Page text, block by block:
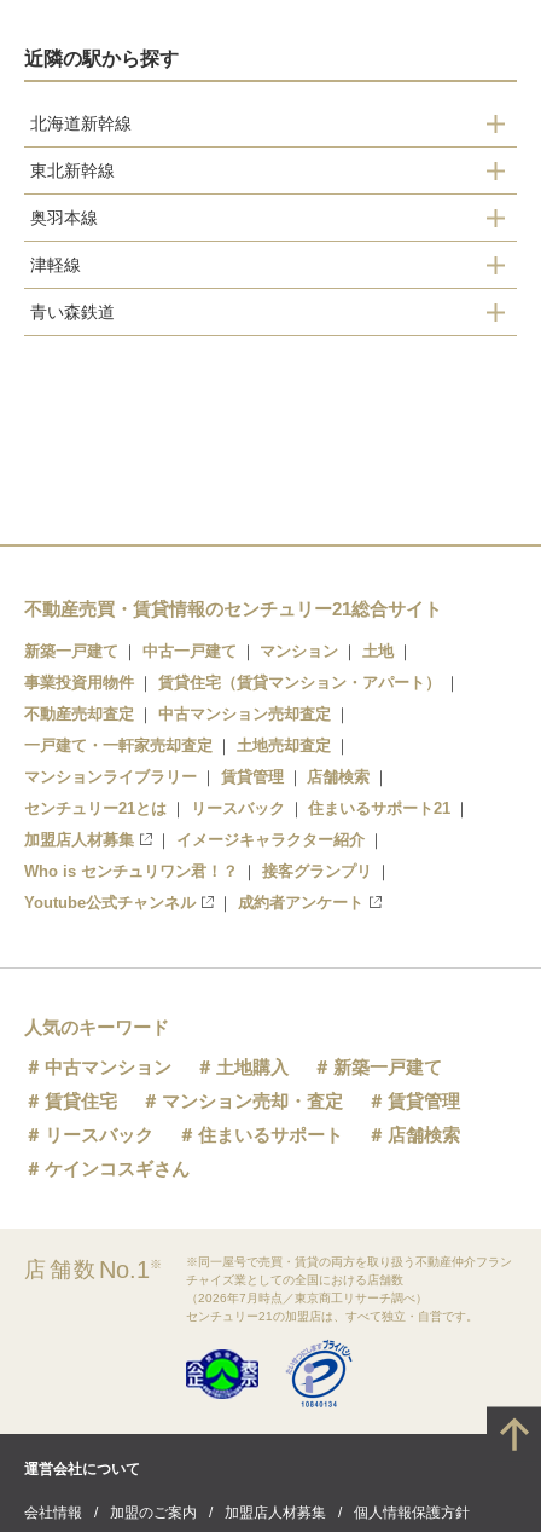
近隣の駅から探す
北海道新幹線
新青森駅
東北新幹線
新青森駅
奥羽本線
浪岡駅
大釈迦駅
津軽線
青森駅
青い森鉄道
筒井駅
青森駅
不動産売買・賃貸情報のセンチュリー21総合サイト
新築一戸建て 中古一戸建て マンション
土地
事業投資用物件
賃貸住宅（賃貸マンション・アパート）
不動産売却査定
中古マンション売却査定
一戸建て・一軒家売却査定
土地売却査定
マンションライブラリー
賃貸管理
店舗検索
センチュリー21とは
リースバック
住まいるサポート21
加盟店人材募集
イメージキャラクター紹介
Who is センチュリワン君！？
接客グランプリ
Youtube公式チャンネル
成約者アンケート
人気のキーワード
中古マンション
土地購入
新築一戸建て
賃貸住宅
マンション売却・査定
賃貸管理
リースバック
住まいるサポート
店舗検索
ケインコスギさん
店舗数 No.1※
※同一屋号で売買・賃貸の両方を取り扱う不動産仲介フラン
チャイズ業としての全国における店舗数
（2026年7月時点／東京商工リサーチ調べ）
センチュリー21の加盟店は、すべて独立・自営です。
運営会社について
会社情報 加盟のご案内 加盟店人材募集 個人情報保護方針